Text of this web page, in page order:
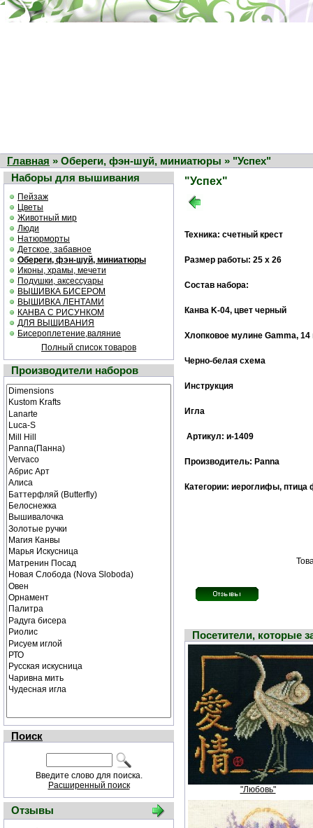
Главная » Обереги, фэн-шуй, миниатюры » "Успех"
Наборы для вышивания
Пейзаж
Цветы
Животный мир
Люди
Натюрморты
Детское, забавное
Обереги, фэн-шуй, миниатюры
Иконы, храмы, мечети
Подушки, аксессуары
ВЫШИВКА БИСЕРОМ
ВЫШИВКА ЛЕНТАМИ
КАНВА С РИСУНКОМ
ДЛЯ ВЫШИВАНИЯ
Бисероплетение,валяние
Полный список товаров
Производители наборов
Поиск
Введите слово для поиска.
Расширенный поиск
Отзывы
"Успех"
Техника: счетный крест
Размер работы: 25 х 26
Состав набора:
Канва K-04, цвет черный
Хлопковое мулине Gamma, 14
Черно-белая cхема
Инструкция
Игла
Артикул: и-1409
Производитель: Panna
Категории: иероглифы,
Посетители, которые
"Любовь"